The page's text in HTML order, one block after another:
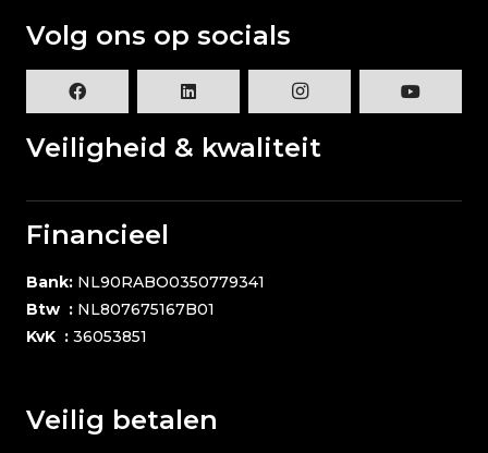
Volg ons op socials
Veiligheid & kwaliteit
Financieel
Bank: NL90RABO0350779341
Btw : NL807675167B01
KvK : 36053851
Veilig betalen